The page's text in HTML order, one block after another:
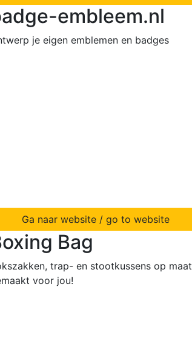
embleem.nl
je eigen emblemen en badges
Ga naar website / go to website
Bag
trap- en stootkussens op maat
voor jou!